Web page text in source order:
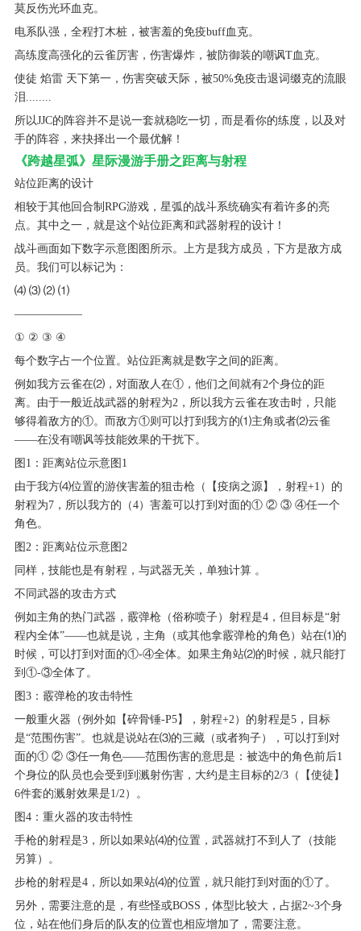
莫反伤光环血克。
电系队强，全程打木桩，被害羞的免疫buff血克。
高练度高强化的云雀厉害，伤害爆炸，被防御装的嘲讽T血克。
使徒 焰雷 天下第一，伤害突破天际，被50%免疫击退词缀克的流眼
泪........
所以JJC的阵容并不是说一套就稳吃一切，而是看你的练度，以及对
手的阵容，来抉择出一个最优解！
《跨越星弧》星际漫游手册之距离与射程
站位距离的设计
相较于其他回合制RPG游戏，星弧的战斗系统确实有着许多的亮
点。其中之一，就是这个站位距离和武器射程的设计！
战斗画面如下数字示意图图所示。上方是我方成员，下方是敌方成
员。我们可以标记为：
⑷ ⑶ ⑵ ⑴
——————
① ② ③ ④
每个数字占一个位置。站位距离就是数字之间的距离。
例如我方云雀在⑵，对面敌人在①，他们之间就有2个身位的距
离。由于一般近战武器的射程为2，所以我方云雀在攻击时，只能
够得着敌方的①。而敌方①则可以打到我方的⑴主角或者⑵云雀
——在没有嘲讽等技能效果的干扰下。
图1：距离站位示意图1
由于我方⑷位置的游侠害羞的狙击枪（【疫病之源】，射程+1）的
射程为7，所以我方的（4）害羞可以打到对面的① ② ③ ④任一个
角色。
图2：距离站位示意图2
同样，技能也是有射程，与武器无关，单独计算 。
不同武器的攻击方式
例如主角的热门武器，霰弹枪（俗称喷子）射程是4，但目标是“射
程内全体”——也就是说，主角（或其他拿霰弹枪的角色）站在⑴的
时候，可以打到对面的①-④全体。如果主角站⑵的时候，就只能打
到①-③全体了。
图3：霰弹枪的攻击特性
一般重火器（例外如【碎骨锤-P5】，射程+2）的射程是5，目标
是“范围伤害”。也就是说站在⑶的三藏（或者狗子），可以打到对
面的① ② ③任一角色——范围伤害的意思是：被选中的角色前后1
个身位的队员也会受到到溅射伤害，大约是主目标的2/3（【使徒】
6件套的溅射效果是1/2）。
图4：重火器的攻击特性
手枪的射程是3，所以如果站⑷的位置，武器就打不到人了（技能
另算）。
步枪的射程是4，所以如果站⑷的位置，就只能打到对面的①了。
另外，需要注意的是，有些怪或BOSS，体型比较大，占据2~3个身
位，站在他们身后的队友的位置也相应增加了，需要注意。